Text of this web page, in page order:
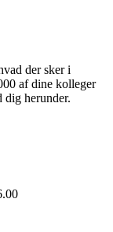
der sker i
af dine kolleger
dig herunder.